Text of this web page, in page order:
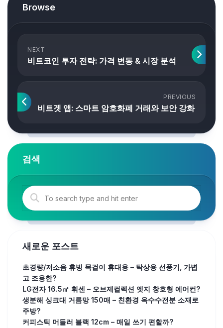
Browse
NEXT
비트코인 투자 전략: 가격 변동 & 시장 분석
PREVIOUS
비트겟 앱: 스마트 암호화폐 거래와 보안 강화
검색
새로운 포스트
초경량/저소음 휴빙 목걸이 휴대용 – 탁상용 선풍기, 가볍
고 조용한?
LG전자 16.5㎡ 휘센 – 오브제컬렉션 엣지 창호형 에어컨?
생분해 싱크대 거름망 150매 – 친환경 옥수수전분 소재로
주방?
커피스틱 머들러 블랙 12cm – 매일 쓰기 편할까?